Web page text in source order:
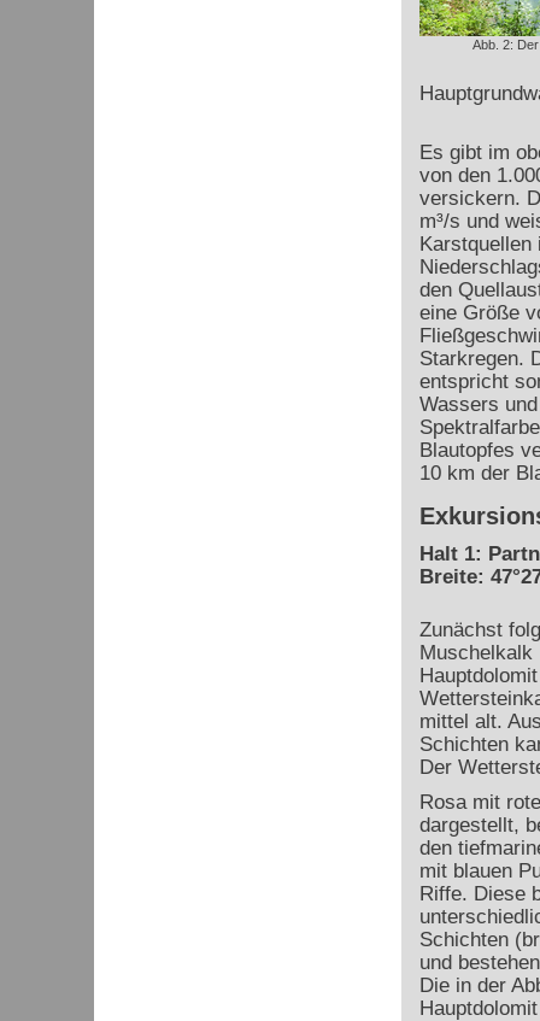
Abb. 2:
Es gibt im
von den
versickern.
m³/s und
Karstquellen
den
eine Größe
Starkregen.
entspricht
Wassers
Blautopfes
10 km der
Halt 1:
Breite:
Zunächst
Muschelkalk
mittel alt.
Schichten
Der
Rosa mit
dargestellt,
den
mit blauen
Riffe. Diese
Schichten
und
Die in der